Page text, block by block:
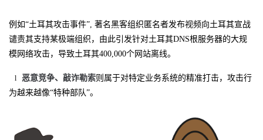
例如“土耳其攻击事件”, 著名黑客组织匿名者发布视频向土耳其宣战
谴责其支持某极端组织，由此引发针对土耳其DNS根服务器的大规
模网络攻击，导致土耳其400,000个网站离线。
l 恶意竞争、敲诈勒索则属于对特定业务系统的精准打击，攻击行
为越来越像“特种部队”。